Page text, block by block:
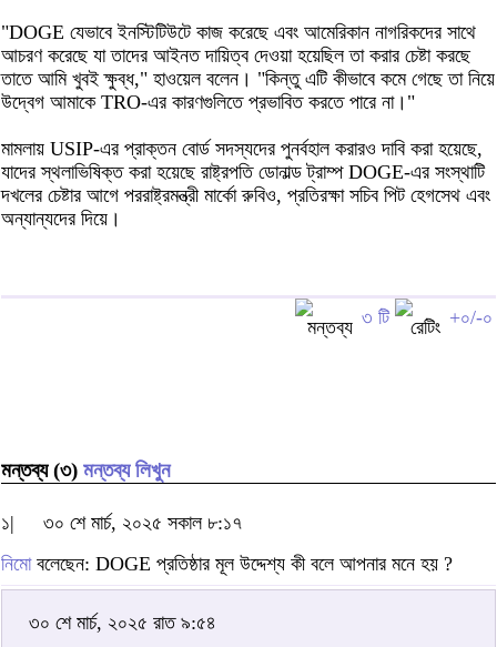
"DOGE যেভাবে ইনস্টিটিউটে কাজ করেছে এবং আমেরিকান নাগরিকদের সাথে
আচরণ করেছে যা তাদের আইনত দায়িত্ব দেওয়া হয়েছিল তা করার চেষ্টা করছে
তাতে আমি খুবই ক্ষুব্ধ," হাওয়েল বলেন। "কিন্তু এটি কীভাবে কমে গেছে তা নিয়ে
উদ্বেগ আমাকে TRO-এর কারণগুলিতে প্রভাবিত করতে পারে না।"
মামলায় USIP-এর প্রাক্তন বোর্ড সদস্যদের পুনর্বহাল করারও দাবি করা হয়েছে,
যাদের স্থলাভিষিক্ত করা হয়েছে রাষ্ট্রপতি ডোনাল্ড ট্রাম্প DOGE-এর সংস্থাটি
দখলের চেষ্টার আগে পররাষ্ট্রমন্ত্রী মার্কো রুবিও, প্রতিরক্ষা সচিব পিট হেগসেথ এবং
অন্যান্যদের দিয়ে।
৩ টি +০/-০
মন্তব্য (৩) মন্তব্য লিখুন
১|
৩০ শে মার্চ, ২০২৫ সকাল ৮:১৭
নিমোবলেছেন: DOGE প্রতিষ্ঠার মূল উদ্দেশ্য কী বলে আপনার মনে হয় ?
৩০ শে মার্চ, ২০২৫ রাত ৯:৫৪